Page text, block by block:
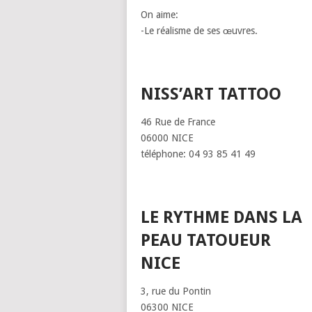
On aime:
-Le réalisme de ses œuvres.
NISS’ART TATTOO
46 Rue de France
06000 NICE
téléphone: 04 93 85 41 49
LE RYTHME DANS LA
PEAU TATOUEUR
NICE
3, rue du Pontin
06300 NICE